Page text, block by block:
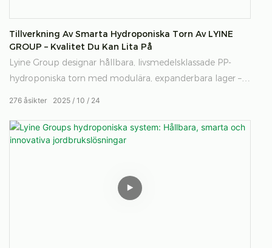
Tillverkning Av Smarta Hydroponiska Torn Av LYINE
GROUP – Kvalitet Du Kan Lita På
Lyine Group designar hållbara, livsmedelsklassade PP-
hydroponiska torn med modulära, expanderbara lager –
2025 10 24
276 åsikter